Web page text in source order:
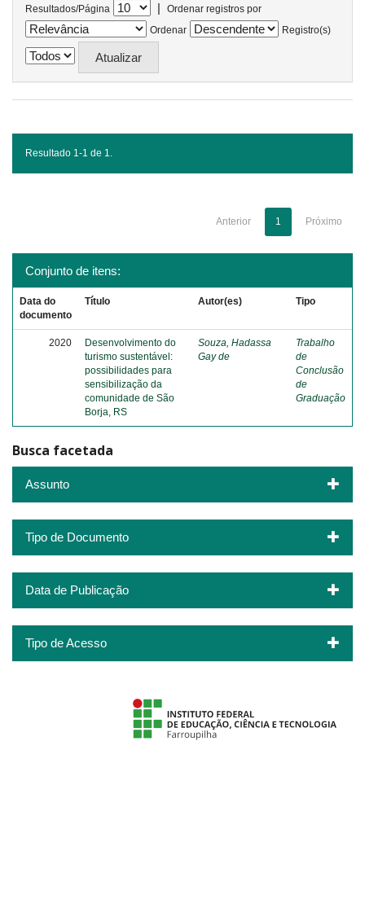
Resultados/Página |
Ordenar registros por
Ordenar
Registro(s)
Resultado 1-1 de 1.
Anterior 1 Próximo
Conjunto de itens:
Data do
documento
Título Autor(es) Tipo
2020
Desenvolvimento do
turismo sustentável:
possibilidades para
sensibilização da
comunidade de São
Borja, RS
Souza, Hadassa
Gay de
Trabalho
de
Conclusão
de
Graduação
Busca facetada
Assunto
Tipo de Documento
Data de Publicação
Tipo de Acesso